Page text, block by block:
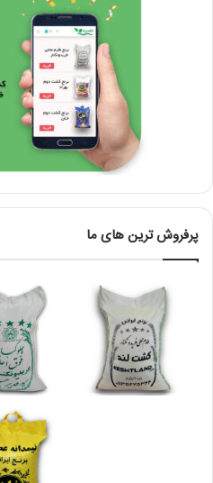
پرفروش ترین های ما